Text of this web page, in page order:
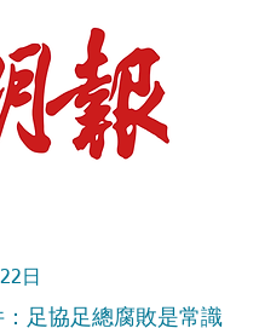
日
：足協足總腐敗是常識